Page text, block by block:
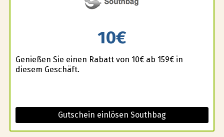
10€
Genießen Sie einen Rabatt von 10€ ab 159€ in
diesem Geschäft.
Gutschein einlösen Southbag